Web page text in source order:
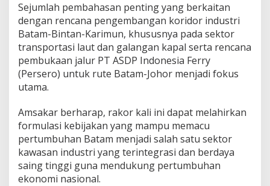
o
o
r
d
i
n
a
P
r
o
g
r
a
Sejumlah pembahasan penting yang berkaitan
dengan rencana pengembangan koridor industri
Batam-Bintan-Karimun, khususnya pada sektor
transportasi laut dan galangan kapal serta rencana
pembukaan jalur PT ASDP Indonesia Ferry
(Persero) untuk rute Batam-Johor menjadi fokus
utama.
Amsakar berharap, rakor kali ini dapat melahirkan
formulasi kebijakan yang mampu memacu
pertumbuhan Batam menjadi salah satu sektor
kawasan industri yang terintegrasi dan berdaya
saing tinggi guna mendukung pertumbuhan
ekonomi nasional.